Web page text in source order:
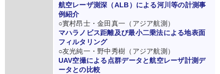
航空レーザ測深（ALB）による河川等の計測事
例紹介
○實村昂士・金田真一（アジア航測）
マハラノビス距離及び最小二乗法による地表面
フィルタリング
○友光純一・野中秀樹（アジア航測）
UAV空撮による点群データと航空レーザ計測デ
ータとの比較